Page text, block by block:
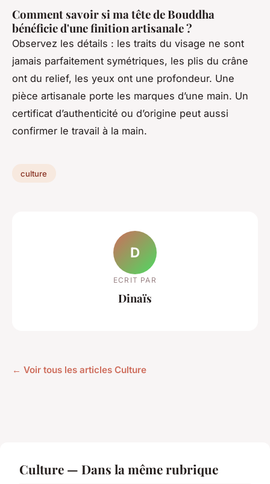
Comment savoir si ma tête de Bouddha
bénéficie d'une finition artisanale ?
Observez les détails : les traits du visage ne sont
jamais parfaitement symétriques, les plis du crâne
ont du relief, les yeux ont une profondeur. Une
pièce artisanale porte les marques d’une main. Un
certificat d’authenticité ou d’origine peut aussi
confirmer le travail à la main.
culture
D
ECRIT PAR
Dinaïs
← Voir tous les articles Culture
Culture — Dans la même rubrique